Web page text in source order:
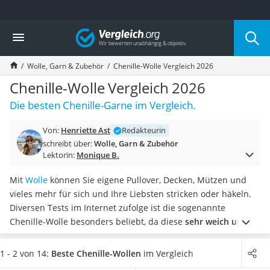
Die beliebtesten Vergleiche nach Kategorie
Freizeit & Sport
Gartentrampolin
Trampolin
Metalldetektor
Eufab-Fahrradträger
Trampolin 366 cm
Aluminium-Koffer
Futterboot
E-Bike-Dreirad
Trekkingschuhe Herren
Reisetasche mit Rollen
Klimmzugstation
Koffer
Nachtsichtgerät
Vergleich
Wolle, Garn & Zubehör Chenille-Wolle Vergleich 2026
Chenille-Wolle Vergleich 2026
Die besten Chenille-Garne im Vergleich.
Von: Henriette Ast
Redakteurin
schreibt über:Wolle, Garn & Zubehör
Lektorin: Monique B.
Mit Wolle können Sie eigene Pullover, Decken, Mützen und
vieles mehr für sich und Ihre Liebsten stricken oder häkeln.
Diversen Tests im Internet zufolge ist die sogenannte
Chenille-Wolle besonders beliebt, da diese sehr weich und
flauschig ist. Chenille-Wolle ist in einer Vielzahl
verschiedener Farben erhältlich, sodass Sie viele bunte
1 - 2 von 14: Beste Chenille-Wollen im Vergleich